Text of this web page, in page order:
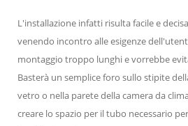
L'installazione infatti risulta facile e
venendo incontro alle esigenze
montaggio troppo lunghi e vorrebbe
Basterà un semplice foro sullo stipite
vetro o nella parete della camera da
creare lo spazio per il tubo necessario